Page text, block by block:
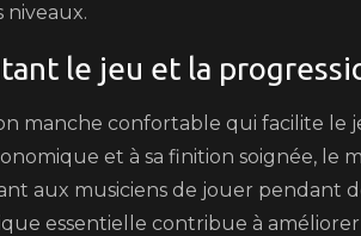
niveaux.
le jeu et la
manche confortable qui facilite le
et à sa finition soignée, le
aux musiciens de jouer pendant
essentielle contribue à